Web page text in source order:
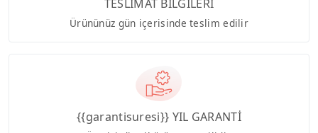
TESLİMAT BİLGİLERİ
Ürününüz gün içerisinde teslim edilir
{{garantisuresi}} YIL GARANTİ